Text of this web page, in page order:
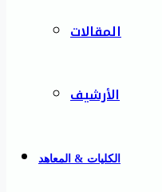
المقالات
الأرشيف
الكليات & المعاهد